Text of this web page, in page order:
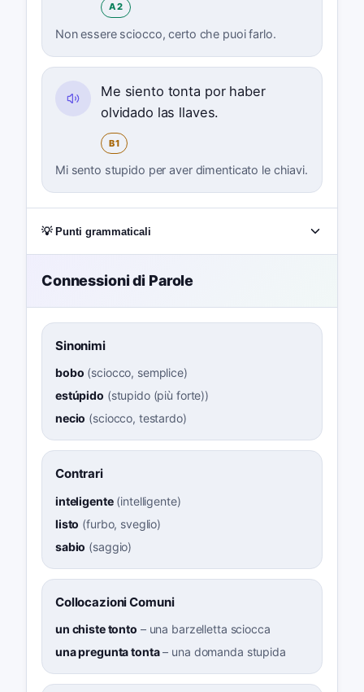
A2
Non essere sciocco, certo che puoi farlo.
Me siento tonta por haber
olvidado las llaves.
B1
Mi sento stupido per aver dimenticato le chiavi.
💡 Punti grammaticali
Connessioni di Parole
Sinonimi
bobo (sciocco, semplice)
estúpido (stupido (più forte))
necio (sciocco, testardo)
Contrari
inteligente(intelligente)
listo (furbo, sveglio)
sabio (saggio)
Collocazioni Comuni
un chiste tonto – una barzelletta sciocca
una pregunta tonta– una domanda stupida